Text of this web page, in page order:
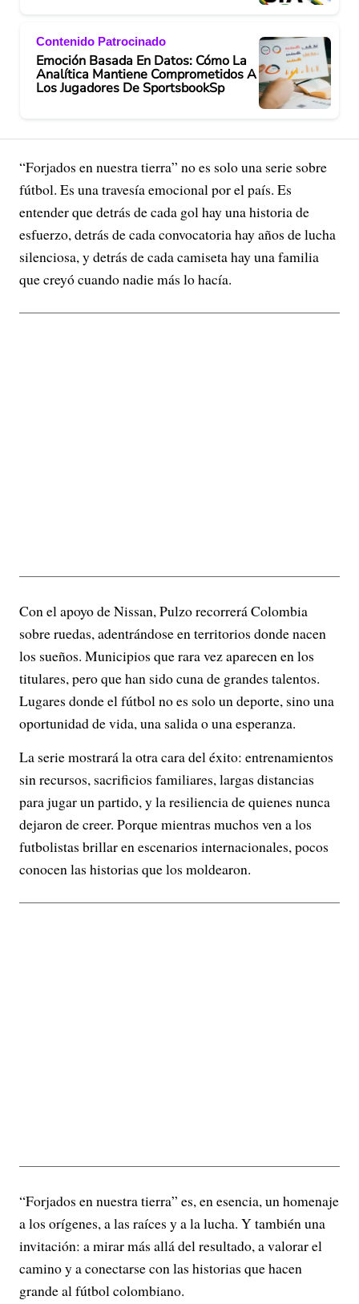
Contenido Patrocinado
Emoción Basada En Datos: Cómo La
Analítica Mantiene Comprometidos A
Los Jugadores De SportsbookSp
“Forjados en nuestra tierra” no es solo una serie sobre
fútbol. Es una travesía emocional por el país. Es
entender que detrás de cada gol hay una historia de
esfuerzo, detrás de cada convocatoria hay años de lucha
silenciosa, y detrás de cada camiseta hay una familia
que creyó cuando nadie más lo hacía.
Con el apoyo de Nissan, Pulzo recorrerá Colombia
sobre ruedas, adentrándose en territorios donde nacen
los sueños. Municipios que rara vez aparecen en los
titulares, pero que han sido cuna de grandes talentos.
Lugares donde el fútbol no es solo un deporte, sino una
oportunidad de vida, una salida o una esperanza.
La serie mostrará la otra cara del éxito: entrenamientos
sin recursos, sacrificios familiares, largas distancias
para jugar un partido, y la resiliencia de quienes nunca
dejaron de creer. Porque mientras muchos ven a los
futbolistas brillar en escenarios internacionales, pocos
conocen las historias que los moldearon.
“Forjados en nuestra tierra” es, en esencia, un homenaje
a los orígenes, a las raíces y a la lucha. Y también una
invitación: a mirar más allá del resultado, a valorar el
camino y a conectarse con las historias que hacen
grande al fútbol colombiano.